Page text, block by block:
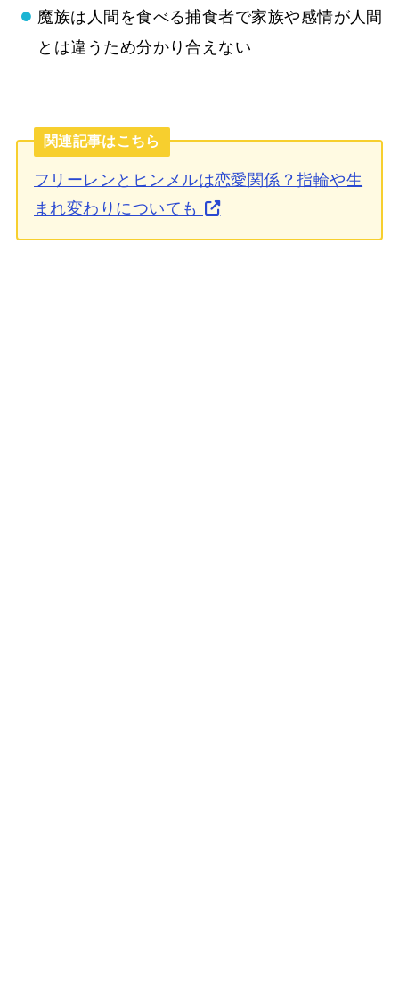
魔族は人間を食べる捕食者で家族や感情が人間
とは違うため分かり合えない
関連記事はこちら
フリーレンとヒンメルは恋愛関係？指輪や生
まれ変わりについても